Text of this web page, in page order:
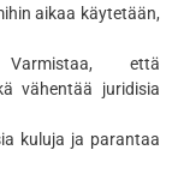
aikaa käytetään,
että
vähentää juridisia
kuluja ja parantaa